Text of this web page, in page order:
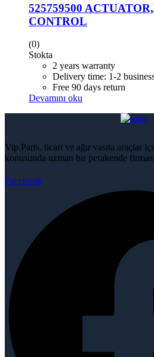
525759500
CONTROL
(0)
Stokta
2 years warranty
Delivery time: 1-2
Free 90 days return
Devamını oku
Vip Parts, ticari ve ağır vasıta araçlar
konusunda uzman bir perakende
Facebook